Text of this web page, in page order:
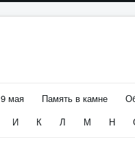
9 мая Память в камне
И К Л М Н